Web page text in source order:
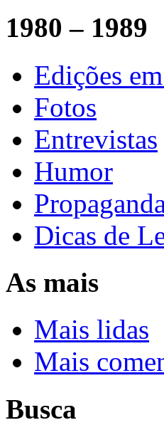
1980 – 1989
Edições
Fotos
Entrevistas
Humor
Dicas de
As mais
Mais lidas
Mais
Busca